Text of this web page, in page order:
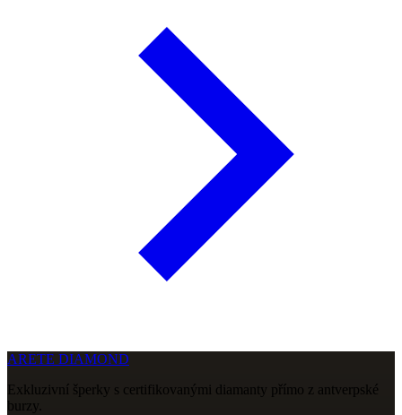
ARETE DIAMOND
Exkluzivní šperky s certifikovanými diamanty přímo z antverpské
burzy.